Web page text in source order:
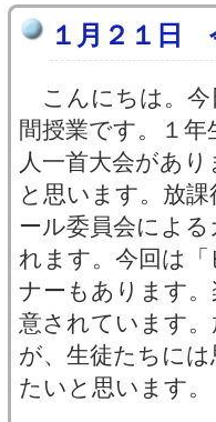
１月２１日
こんにちは。今
間授業です。１
人一首大会があ
と思います。放
ール委員会によ
れます。今回は
ナーもあります
意されています
が、生徒たちに
たいと思います。